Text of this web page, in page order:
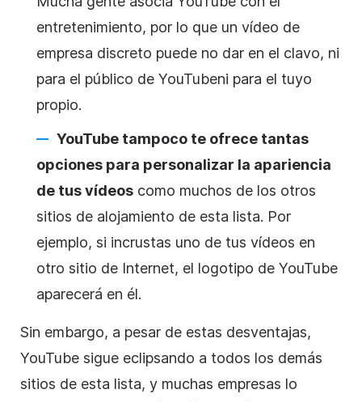
entretenimiento, por lo que un vídeo de
empresa discreto puede no dar en el clavo, ni
para el público de YouTubeni para el tuyo
propio.
YouTube tampoco te ofrece tantas
opciones para personalizar la apariencia
de tus vídeos como muchos de los otros
sitios de alojamiento de esta lista. Por
ejemplo, si incrustas uno de tus vídeos en
otro sitio de Internet, el logotipo de YouTube
aparecerá en él.
Sin embargo, a pesar de estas desventajas,
YouTube sigue eclipsando a todos los demás
sitios de esta lista, y muchas empresas lo